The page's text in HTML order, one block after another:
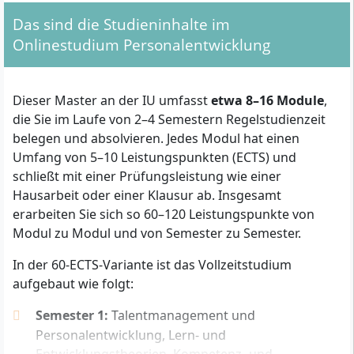
Mit Ihrem Master in Personalentwicklung arbeiten Sie
beispielsweise als Personalentwicklerin bzw. Personalentwickler,
als Beraterin in der Personalentwicklung oder als
Organisationsentwickler.
Den Master Personalentwicklung bietet die IU
Internationale Hochschule in 2 Varianten an: die 60-
die 120-ECTS-Variante dauert im Vollzeitstudium 4
Semester.
Das sind die Studieninhalte im
Onlinestudium Personalentwicklung
Dieser Master an der IU umfasstetwa 8–16 Module,
die Sie im Laufe von 2–4 Semestern Regelstudienzeit
belegen und absolvieren. Jedes Modul hat einen
Umfang von 5–10 Leistungspunkten (ECTS) und
schließt mit einer Prüfungsleistung wie einer
Hausarbeit oder einer Klausur ab. Insgesamt
erarbeiten Sie sich so 60–120 Leistungspunkte von
Modul zu Modul und von Semester zu Semester.
In der 60-ECTS-Variante ist das Vollzeitstudium
aufgebaut wie folgt:
Semester 1: Talentmanagement und
Personalentwicklung, Lern- und